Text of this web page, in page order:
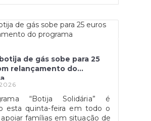
Social de
efeitos de
os interessados deverão
de eletricidade atual
da tarifa social;Fatura de
do GPL (com NIF e data no
2026);Documento de
válido;Declaração de
para tratamento de
(RGPD).No caso de
de Sines.
de gás sobe para 25
relançamento do
“Botija Solidária” é
esta quinta-feira em todo o
apoiar famílias em situação de